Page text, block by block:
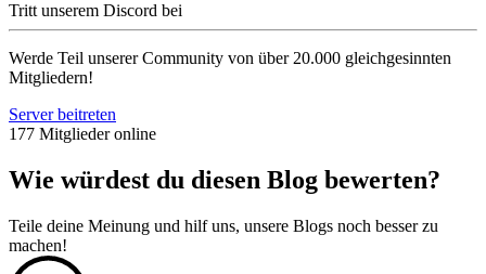
Tritt unserem Discord bei
Werde Teil unserer Community von über 20.000 gleichgesinnten
Mitgliedern!
Server beitreten
177 Mitglieder online
Wie würdest du diesen Blog bewerten?
Teile deine Meinung und hilf uns, unsere Blogs noch besser zu
machen!